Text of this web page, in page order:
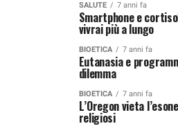
SALUTE 7 anni fa
Smartphone e
vivrai più a lungo
BIOETICA 7 anni fa
Eutanasia e
dilemma
BIOETICA 7 anni fa
L’Oregon vieta
religiosi